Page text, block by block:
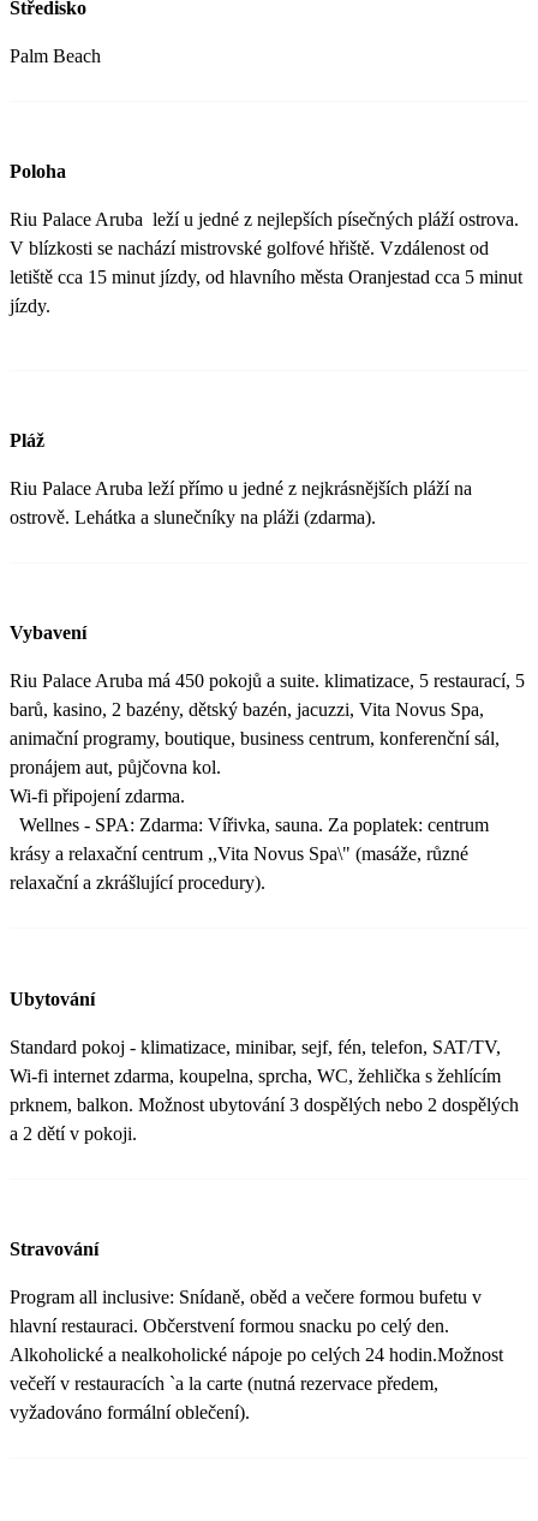
Středisko
Palm Beach
Poloha
Riu Palace Aruba leží u jedné z nejlepších písečných pláží ostrova.
V blízkosti se nachází mistrovské golfové hřiště. Vzdálenost od
letiště cca 15 minut jízdy, od hlavního města Oranjestad cca 5 minut
jízdy.
Pláž
Riu Palace Aruba leží přímo u jedné z nejkrásnějších pláží na
ostrově. Lehátka a slunečníky na pláži (zdarma).
Vybavení
Riu Palace Aruba má 450 pokojů a suite. klimatizace, 5 restaurací, 5
barů, kasino, 2 bazény, dětský bazén, jacuzzi, Vita Novus Spa,
animační programy, boutique, business centrum, konferenční sál,
pronájem aut, půjčovna kol.
Wi-fi připojení zdarma.
Wellnes - SPA: Zdarma: Vířivka, sauna. Za poplatek: centrum
krásy a relaxační centrum ,,Vita Novus Spa\" (masáže, různé
relaxační a zkrášlující procedury).
Ubytování
Standard pokoj - klimatizace, minibar, sejf, fén, telefon, SAT/TV,
Wi-fi internet zdarma, koupelna, sprcha, WC, žehlička s žehlícím
prknem, balkon. Možnost ubytování 3 dospělých nebo 2 dospělých
a 2 dětí v pokoji.
Stravování
Program all inclusive: Snídaně, oběd a večere formou bufetu v
hlavní restauraci. Občerstvení formou snacku po celý den.
Alkoholické a nealkoholické nápoje po celých 24 hodin.Možnost
večeří v restauracích `a la carte (nutná rezervace předem,
vyžadováno formální oblečení).